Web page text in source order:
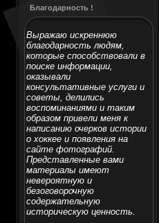
Благодарность !
Выражаю искреннюю
благодарность людям,
которые способствовали в
поиске информации,
оказывали
консультативные услуги и
советы, делились
воспоминаниями и таким
образом привели меня к
написанию очерков истории
о хоккее и появления на
сайте фотографий.
Представленные вами
материалы имеют
невероятную и
безоговорочную
содержательную
историческую ценность.